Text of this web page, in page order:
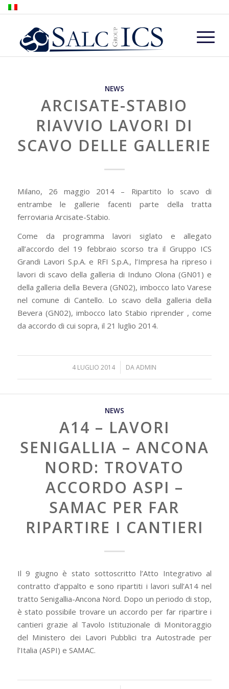
NEWS
ARCISATE-STABIO
RIAVVIO LAVORI DI
SCAVO DELLE GALLERIE
Milano, 26 maggio 2014 – Ripartito lo scavo di
entrambe le gallerie facenti parte della tratta
ferroviaria Arcisate-Stabio.
Come da programma lavori siglato e allegato
all’accordo del 19 febbraio scorso tra il Gruppo ICS
Grandi Lavori S.p.A. e RFI S.p.A., l’Impresa ha ripreso i
lavori di scavo della galleria di Induno Olona (GN01) e
della galleria della Bevera (GN02), imbocco lato Varese
nel comune di Cantello. Lo scavo della galleria della
Bevera (GN02), imbocco lato Stabio riprender , come
da accordo di cui sopra, il 21 luglio 2014.
4 LUGLIO 2014
/ DAADMIN
NEWS
A14 – LAVORI
SENIGALLIA – ANCONA
NORD: TROVATO
ACCORDO ASPI –
SAMAC PER FAR
RIPARTIRE I CANTIERI
Il 9 giugno è stato sottoscritto l’Atto Integrativo al
contratto d’appalto e sono ripartiti i lavori sull’A14 nel
tratto Senigallia-Ancona Nord. Dopo un periodo di stop,
è stato possibile trovare un accordo per far ripartire i
cantieri grazie al Tavolo Istituzionale di Monitoraggio
del Ministero dei Lavori Pubblici tra Autostrade per
l’Italia (ASPI) e SAMAC.